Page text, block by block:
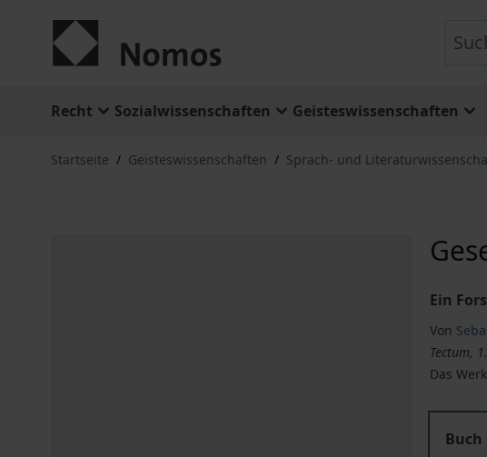
Recht Sozialwissenschaften Geisteswissenschaften
Startseite / Geisteswissenschaften / Sprach- und
Ein
Von
Tectum,
Das
Buch